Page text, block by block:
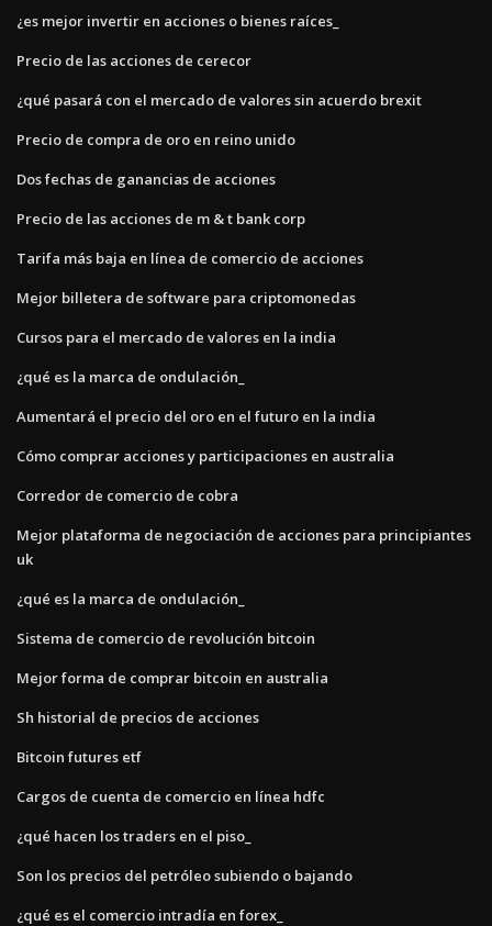
¿es mejor invertir en acciones o bienes raíces_
Precio de las acciones de cerecor
¿qué pasará con el mercado de valores sin acuerdo brexit
Precio de compra de oro en reino unido
Dos fechas de ganancias de acciones
Precio de las acciones de m & t bank corp
Tarifa más baja en línea de comercio de acciones
Mejor billetera de software para criptomonedas
Cursos para el mercado de valores en la india
¿qué es la marca de ondulación_
Aumentará el precio del oro en el futuro en la india
Cómo comprar acciones y participaciones en australia
Corredor de comercio de cobra
Mejor plataforma de negociación de acciones para principiantes
uk
¿qué es la marca de ondulación_
Sistema de comercio de revolución bitcoin
Mejor forma de comprar bitcoin en australia
Sh historial de precios de acciones
Bitcoin futures etf
Cargos de cuenta de comercio en línea hdfc
¿qué hacen los traders en el piso_
Son los precios del petróleo subiendo o bajando
¿qué es el comercio intradía en forex_